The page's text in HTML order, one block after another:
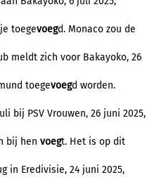
toegevoegd. Monaco zou de
meldt zich voor Bakayoko, 26
toegevoegd worden.
bij PSV Vrouwen, 26 juni 2025,
bij hen voegt. Het is op dit
in Eredivisie, 24 juni 2025,